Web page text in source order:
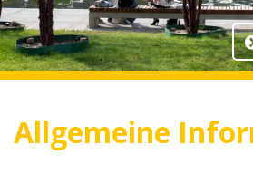
Allgemeine